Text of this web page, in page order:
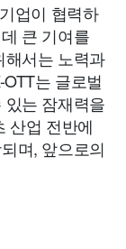
업이 협력하
큰 기여를
해서는 노력과
는 글로벌
는 잠재력을
산업 전반에
며, 앞으로의